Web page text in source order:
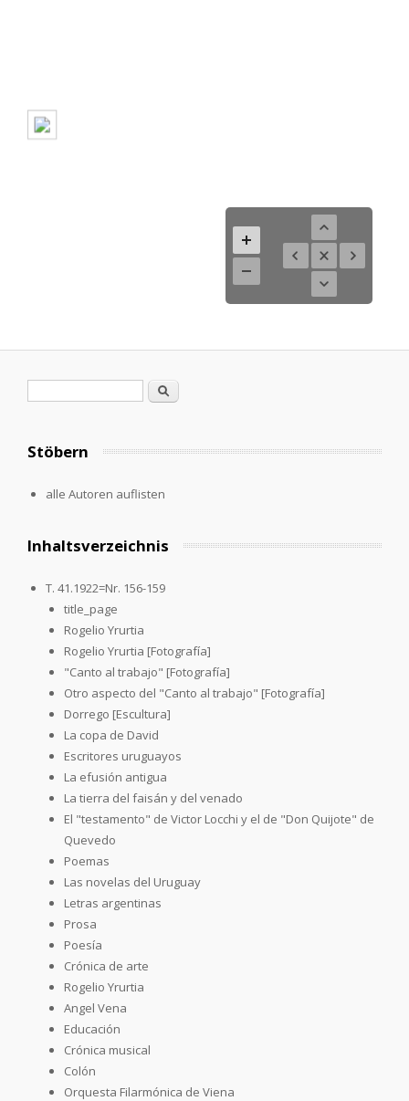
Search
Stöbern
alle Autoren auflisten
Inhaltsverzeichnis
T. 41.1922=Nr. 156-159
title_page
Rogelio Yrurtia
Rogelio Yrurtia [Fotografía]
"Canto al trabajo" [Fotografía]
Otro aspecto del "Canto al trabajo" [Fotografía]
Dorrego [Escultura]
La copa de David
Escritores uruguayos
La efusión antigua
La tierra del faisán y del venado
El "testamento" de Victor Locchi y el de "Don Quijote" de
Quevedo
Poemas
Las novelas del Uruguay
Letras argentinas
Prosa
Poesía
Crónica de arte
Rogelio Yrurtia
Angel Vena
Educación
Crónica musical
Colón
Orquesta Filarmónica de Viena